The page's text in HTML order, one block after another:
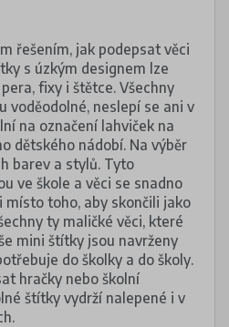
řešením, jak podepsat věci
s úzkým designem lze
fixy i štětce. Všechny
voděodolné, neslepí se ani v
na označení lahviček na
dětského nádobí. Na výběr
barev a stylů. Tyto
ve škole a věci se snadno
toho, aby skončili jako
ty maličké věci, které
mini štítky jsou navrženy
do školky a do školy.
hračky nebo školní
štítky vydrží nalepené i v